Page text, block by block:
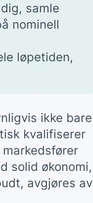
samle
nominell
løpetiden,
ikke bare
kvalifiserer
solid økonomi,
avgjøres av